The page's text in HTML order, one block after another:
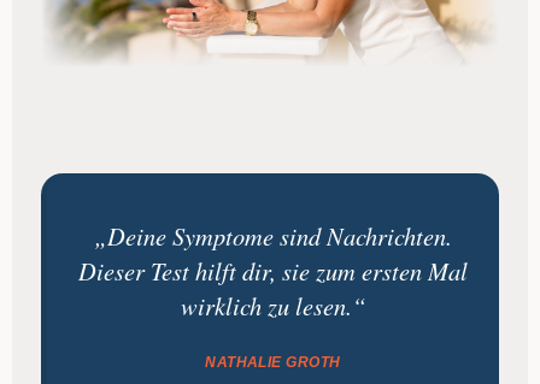
„Deine Symptome sind Nachrichten.
Dieser Test hilft dir, sie zum ersten Mal
wirklich zu lesen.“
NATHALIE GROTH